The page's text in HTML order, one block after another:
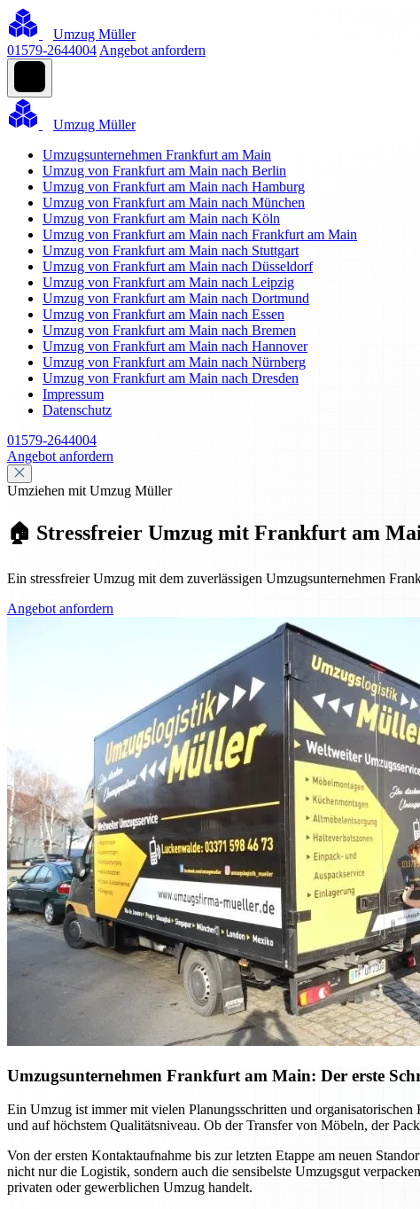
Umzug Müller
01579-2644004 Angebot anfordern
Umzug Müller
Umzugsunternehmen Frankfurt am Main
Umzug von Frankfurt am Main nach Berlin
Umzug von Frankfurt am Main nach Hamburg
Umzug von Frankfurt am Main nach München
Umzug von Frankfurt am Main nach Köln
Umzug von Frankfurt am Main nach Frankfurt am Main
Umzug von Frankfurt am Main nach Stuttgart
Umzug von Frankfurt am Main nach Düsseldorf
Umzug von Frankfurt am Main nach Leipzig
Umzug von Frankfurt am Main nach Dortmund
Umzug von Frankfurt am Main nach Essen
Umzug von Frankfurt am Main nach Bremen
Umzug von Frankfurt am Main nach Hannover
Umzug von Frankfurt am Main nach Nürnberg
Umzug von Frankfurt am Main nach Dresden
Impressum
Datenschutz
01579-2644004
Angebot anfordern
Umziehen mit Umzug Müller
🏠 Stressfreier Umzug mit Frankfurt am
Ein stressfreier Umzug mit dem zuverlässigen Umzugsunternehmen
Angebot anfordern
Umzugsunternehmen Frankfurt am Main: Der erste
Ein Umzug ist immer mit vielen Planungsschritten und
und auf höchstem Qualitätsniveau. Ob der Transfer von Möbeln, der
Von der ersten Kontaktaufnahme bis zur letzten Etappe am neuen
nicht nur die Logistik, sondern auch die sensibelste Umzugsgut
privaten oder gewerblichen Umzug handelt.